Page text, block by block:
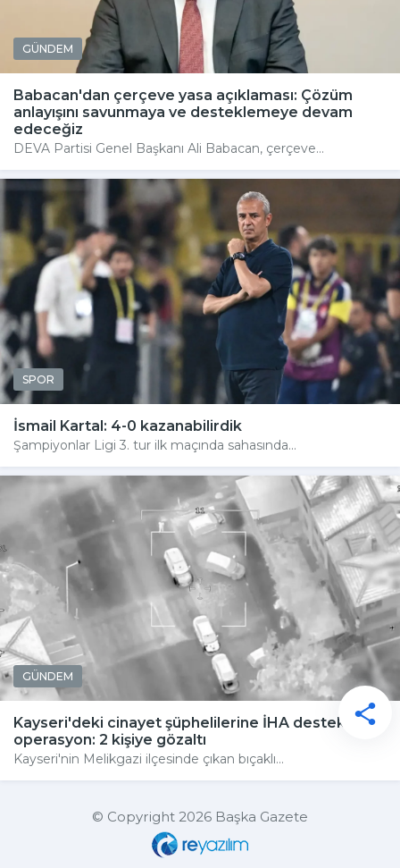
GÜNDEM
Babacan'dan çerçeve yasa açıklaması: Çözüm
anlayışını savunmaya ve desteklemeye devam
edeceğiz
DEVA Partisi Genel Başkanı Ali Babacan, çerçeve...
SPOR
İsmail Kartal: 4-0 kazanabilirdik
Şampiyonlar Ligi 3. tur ilk maçında sahasında...
GÜNDEM
Kayseri'deki cinayet şüphelilerine İHA destekli
operasyon: 2 kişiye gözaltı
Kayseri'nin Melikgazi ilçesinde çıkan bıçaklı...
© Copyright 2026 Başka Gazete